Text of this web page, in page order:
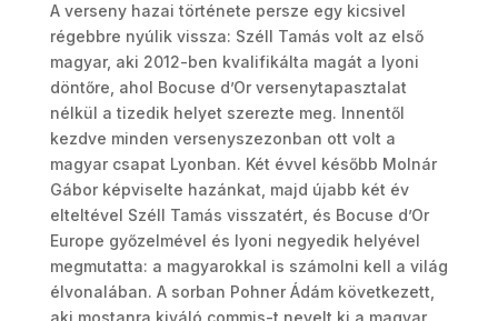
A verseny hazai története persze egy kicsivel
régebbre nyúlik vissza: Széll Tamás volt az első
magyar, aki 2012-ben kvalifikálta magát a lyoni
döntőre, ahol Bocuse d’Or versenytapasztalat
nélkül a tizedik helyet szerezte meg. Innentől
kezdve minden versenyszezonban ott volt a
magyar csapat Lyonban. Két évvel később Molnár
Gábor képviselte hazánkat, majd újabb két év
elteltével Széll Tamás visszatért, és Bocuse d’Or
Europe győzelmével és lyoni negyedik helyével
megmutatta: a magyarokkal is számolni kell a világ
élvonalában. A sorban Pohner Ádám következett,
aki mostanra kiváló commis-t nevelt ki a magyar